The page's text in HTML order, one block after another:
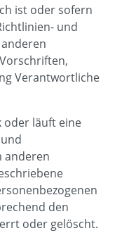
ist oder sofern
und
Verantwortliche
oder läuft eine
anderen
den
oder gelöscht.